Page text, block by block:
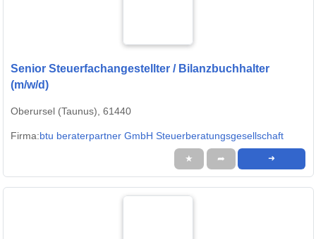
Senior Steuerfachangestellter / Bilanzbuchhalter
(m/w/d)
Oberursel (Taunus), 61440
Firma:btu beraterpartner GmbH Steuerberatungsgesellschaft
★ ➦ ➜